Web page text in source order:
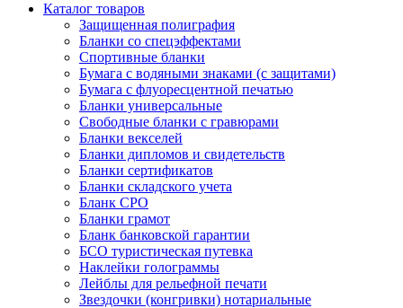
Каталог товаров
Защищенная полиграфия
Бланки со спецэффектами
Спортивные бланки
Бумага с водяными знаками (с защитами)
Бумага с флуоресцентной печатью
Бланки универсальные
Свободные бланки с гравюрами
Бланки векселей
Бланки дипломов и свидетельств
Бланки сертификатов
Бланки складского учета
Бланк СРО
Бланки грамот
Бланк банковской гарантии
БСО туристическая путевка
Наклейки голограммы
Лейблы для рельефной печати
Звездочки (конгривки) нотариальные